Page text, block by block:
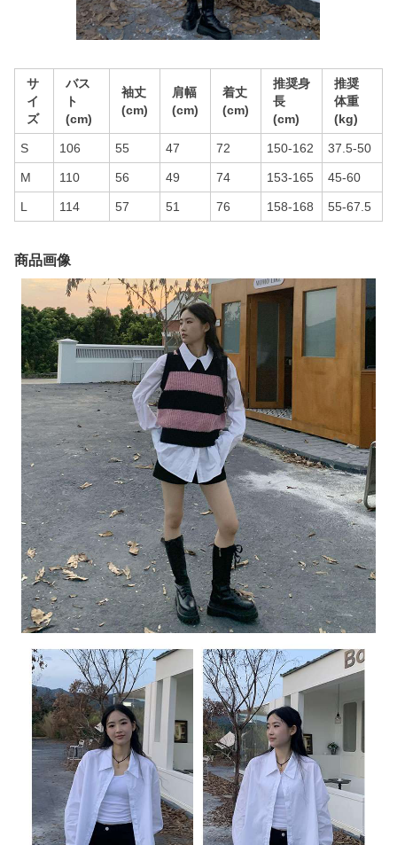
サ
イ
ズ
バス
ト
(cm)
袖丈
(cm)
肩幅
(cm)
着丈
(cm)
推奨身
長
(cm)
推奨
体重
(kg)
S 106 55 47 72 150-162 37.5-50
M 110 56 49 74 153-165 45-60
L 114 57 51 76 158-168 55-67.5
商品画像